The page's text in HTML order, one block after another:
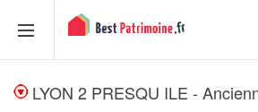
LYON 2 PRESQU ILE -